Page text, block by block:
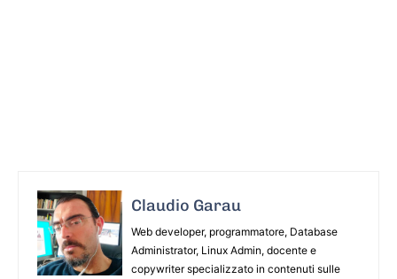
Claudio Garau
Web developer, programmatore, Database
Administrator, Linux Admin, docente e
copywriter specializzato in contenuti sulle